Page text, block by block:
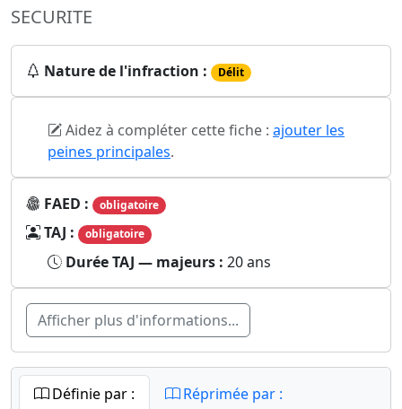
SECURITE
Nature de l'infraction : Délit
Aidez à compléter cette fiche : ajouter les
peines principales.
FAED : obligatoire
TAJ : obligatoire
Durée TAJ — majeurs : 20 ans
Afficher plus d'informations...
Définie par : Réprimée par :